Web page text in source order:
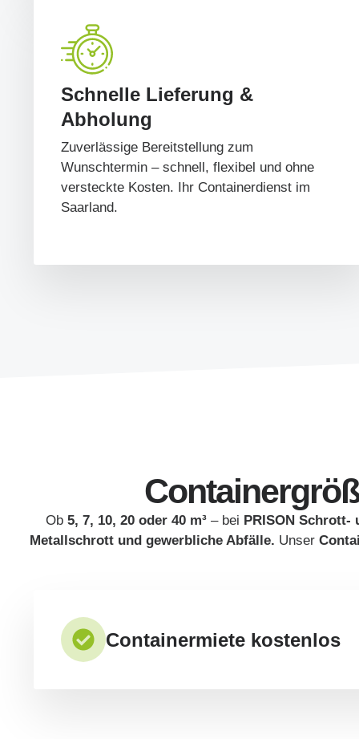
Schnelle Lieferung &
Abholung
Zuverlässige Bereitstellung zum
Wunschtermin – schnell, flexibel und ohne
versteckte Kosten. Ihr Containerdienst im
Saarland.
Ob 5, 7, 10, 20 oder 40 m³– bei PRISON Schrott-
Metallschrott und gewerbliche Abfälle. Unser
Containermiete kostenlos